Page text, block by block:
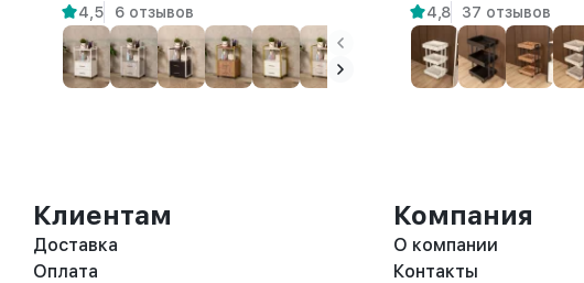
4,5 6 отзывов
амаретто
4,8 37 отзывов
Клиентам
Доставка
Оплата
Компания
О компании
Контакты